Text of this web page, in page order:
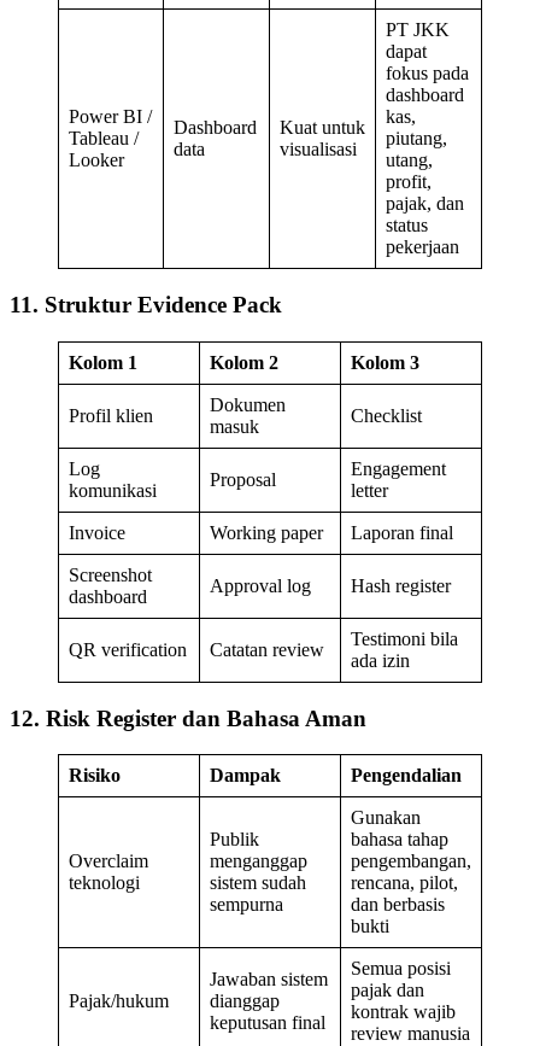
Power BI /
Tableau /
Looker
Dashboard
data
Kuat untuk
visualisasi
PT JKK
dapat
fokus pada
dashboard
kas,
piutang,
utang,
profit,
pajak, dan
status
pekerjaan
11. Struktur Evidence Pack
Kolom 1 Kolom 2 Kolom 3
Profil klien
Dokumen
masuk
Checklist
Log
komunikasi
Proposal
Engagement
letter
Invoice Working paper Laporan final
Screenshot
dashboard
Approval log Hash register
QR verification Catatan review
Testimoni bila
ada izin
12. Risk Register dan Bahasa Aman
Risiko Dampak Pengendalian
Overclaim
teknologi
Publik
menganggap
sistem sudah
sempurna
Gunakan
bahasa tahap
pengembangan,
rencana, pilot,
dan berbasis
bukti
Pajak/hukum
Jawaban sistem
dianggap
keputusan final
Semua posisi
pajak dan
kontrak wajib
review manusia